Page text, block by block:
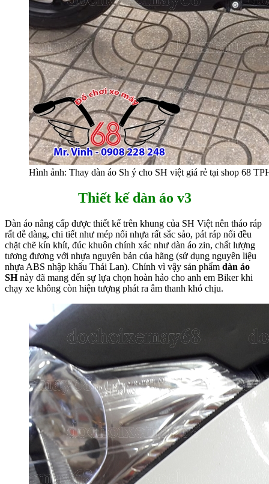
Hình ảnh: Thay dàn áo Sh ý cho SH việt giá rẻ tại shop 68
Thiết kế dàn áo v3
Dàn áo nâng cấp được thiết kế trên khung của SH Việt nên tháo ráp
rất dễ dàng, chi tiết như mép nối nhựa rất sắc sảo, pát ráp nối đều
chặt chẽ kín khít, đúc khuôn chính xác như dàn áo zin, chất lượng
tương đương với nhựa nguyên bản của hãng (sử dụng nguyên liệu
nhựa ABS nhập khẩu Thái Lan). Chính vì vậy sản phẩm dàn áo
SHnày đã mang đến sự lựa chọn hoàn hảo cho anh em Biker khi
chạy xe không còn hiện tượng phát ra âm thanh khó chịu.